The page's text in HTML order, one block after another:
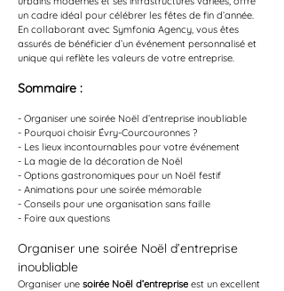
un cadre idéal pour célébrer les fêtes de fin d’année.
En collaborant avec Symfonia Agency, vous êtes
assurés de bénéficier d’un événement personnalisé et
unique qui reflète les valeurs de votre entreprise.
Sommaire :
- Organiser une soirée Noël d’entreprise inoubliable
- Pourquoi choisir Évry-Courcouronnes ?
- Les lieux incontournables pour votre événement
- La magie de la décoration de Noël
- Options gastronomiques pour un Noël festif
- Animations pour une soirée mémorable
- Conseils pour une organisation sans faille
- Foire aux questions
Organiser une soirée Noël d’entreprise
inoubliable
Organiser une soirée Noël d’entreprise est un excellent